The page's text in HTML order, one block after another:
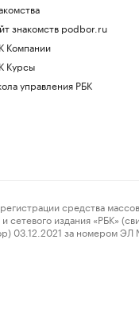
знакомств podbor.ru
Компании
Курсы
управления РБК
средства
издания «РБК»
03.12.2021 за номером